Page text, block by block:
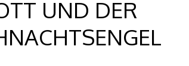
UND DER